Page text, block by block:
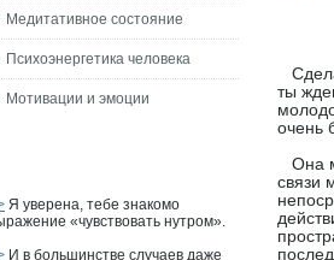
Медитативное состояние
Психоэнергетика человека
Мотивации и эмоции
Я уверена, тебе знакомо
«чувствовать нутром».
И в большинстве случаев даже
ты
очень
Она
связи